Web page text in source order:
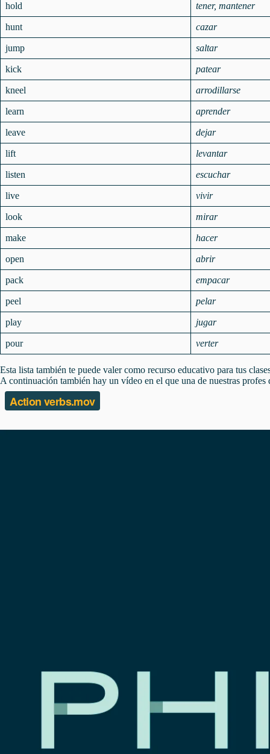
hold tener, mantener
hunt cazar
jump saltar
kick patear
kneel arrodillarse
learn aprender
leave dejar
lift levantar
listen escuchar
live vivir
look mirar
make hacer
open abrir
pack empacar
peel pelar
play jugar
pour verter
Esta lista también te puede valer como recurso educativo para tus
A continuación también hay un vídeo en el que una de nuestras